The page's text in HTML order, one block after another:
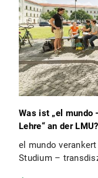
Was ist „el mundo
Lehre“ an der LMU?
el mundo
Studium –